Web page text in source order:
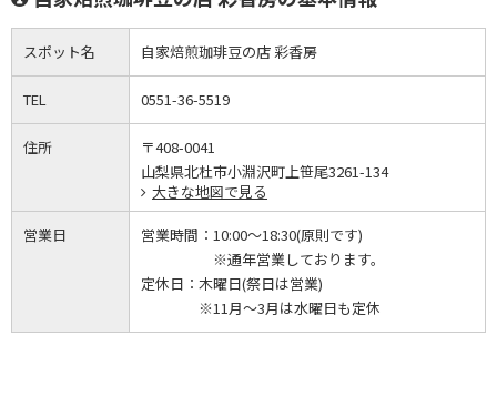
スポット名 自家焙煎珈琲豆の店 彩香房
TEL 0551-36-5519
住所
〒408-0041
山梨県北杜市小淵沢町上笹尾3261-134
大きな地図で見る
営業日 営業時間： 10:00～18:30(原則です)
※通年営業しております。
定休日： 木曜日(祭日は営業)
※11月～3月は水曜日も定休